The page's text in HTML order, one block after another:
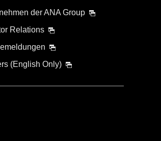
der ANA Group
Relations
(English Only)